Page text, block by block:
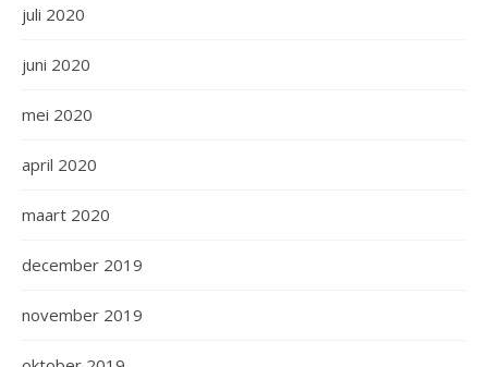
juli 2020
juni 2020
mei 2020
april 2020
maart 2020
december 2019
november 2019